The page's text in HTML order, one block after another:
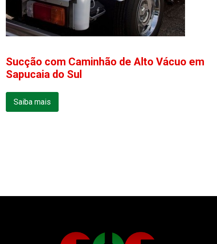
Sucção com Caminhão de Alto Vácuo em
Sapucaia do Sul
Saiba mais